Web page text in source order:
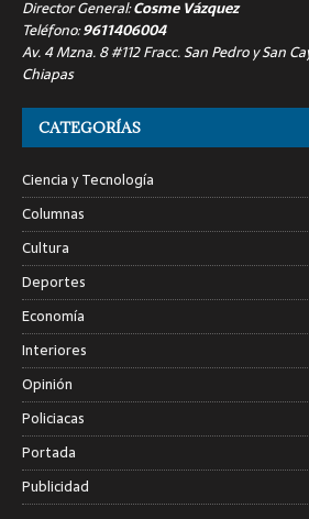
Director General:Cosme Vázquez
Teléfono:9611406004
Av. 4 Mzna. 8 #112 Fracc. San Pedro y San
Chiapas
CATEGORÍAS
Ciencia y Tecnología
Columnas
Cultura
Deportes
Economía
Interiores
Opinión
Policiacas
Portada
Publicidad